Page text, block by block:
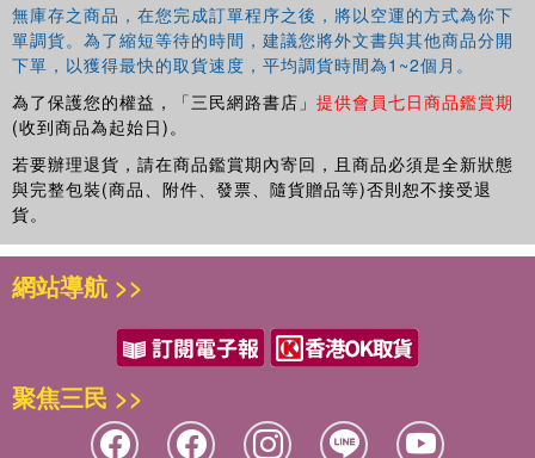
Material Mattersis not a somber analysis of the state of
the planet but a concrete and comprehensive agenda for
change, offering perspectives for taking action for
business and individual consumers alike.
無庫存之商品，在您完成訂單程序之後，將以空運的方式為你下
單調貨。為了縮短等待的時間，建議您將外文書與其他商品分開
下單，以獲得最快的取貨速度，平均調貨時間為1~2個月。
為了保護您的權益，「三民網路書店」 提供會員七日商品鑑賞期
(收到商品為起始日)。
若要辦理退貨，請在商品鑑賞期內寄回，且商品必須是全新狀態
與完整包裝(商品、附件、發票、隨貨贈品等)否則恕不接受退
貨。
網站導航 >>
聚焦三民 >>